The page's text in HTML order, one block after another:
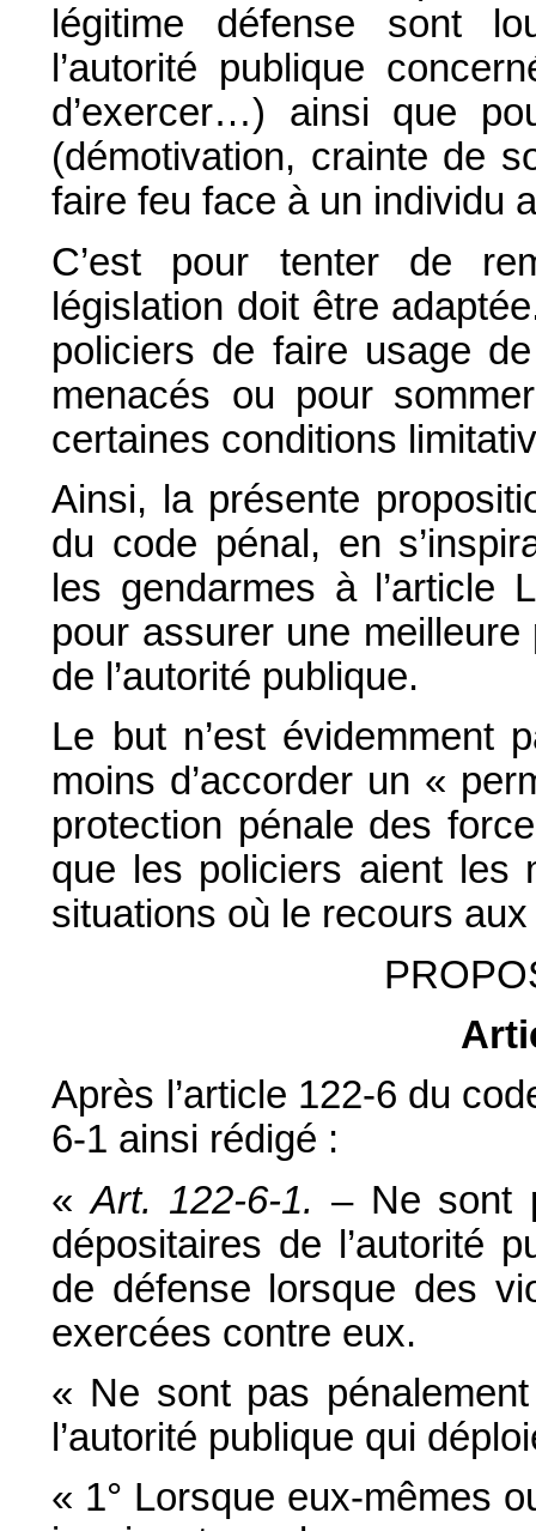
légitime défense sont
l’autorité publique
d’exercer…) ainsi que
(démotivation, crainte de
faire feu face à un individu
C’est pour tenter de
législation doit être
policiers de faire usage
menacés ou pour
certaines conditions
Ainsi, la présente
du code pénal, en
les gendarmes à
pour assurer une
de l’autorité publique.
Le but n’est évidemment
moins d’accorder un «
protection pénale des
que les policiers aient les
situations où le recours
Après l’article 122-6 du
6-1 ainsi rédigé :
«Art. 122-6-1. – Ne sont
dépositaires de l’autorité
de défense lorsque des
exercées contre eux.
« Ne sont pas
l’autorité publique qui
« 1° Lorsque eux-mêmes